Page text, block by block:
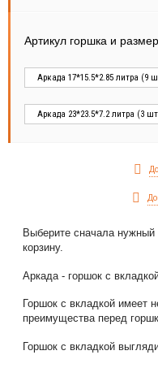
Артикул горшка и размер
Аркада 17*15.5*2.85 литра (9
Аркада 23*23.5*7.2 литра (3
Выберите сначала нужный
корзину.
Аркада - горшок с
Горшок с вкладкой имеет
преимущества перед
Горшок с вкладкой